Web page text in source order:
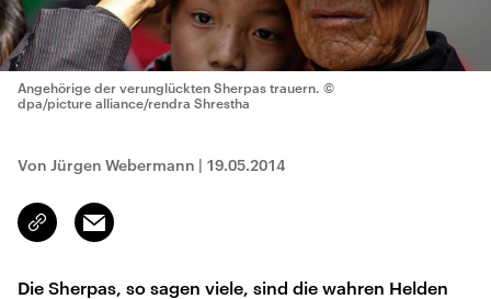
Angehörige der verunglückten Sherpas trauern. ©
dpa/picture alliance/rendra Shrestha
Von Jürgen Webermann | 19.05.2014
Link
kopieren/teilen
Email
Die Sherpas, so sagen viele, sind die wahren Helden